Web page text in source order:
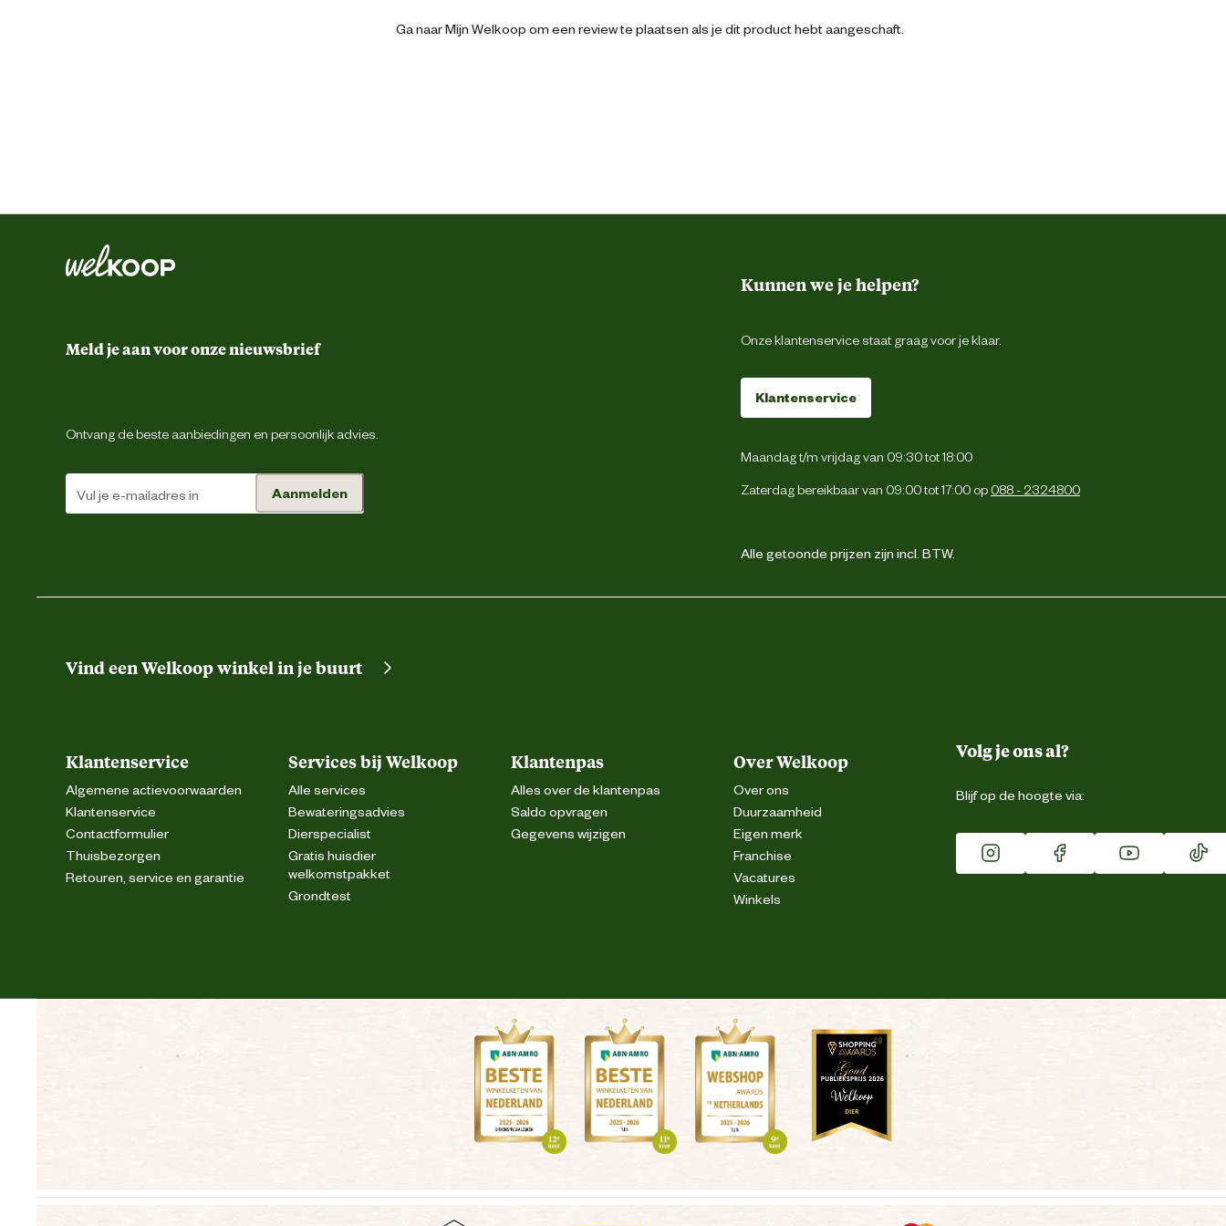
Ga naar Mijn Welkoop om een review te plaatsen als je dit product hebt aangeschaft.
Meld je aan voor onze nieuwsbrief
Ontvang de beste aanbiedingen en persoonlijk advies.
Aanmelden
Kunnen we je helpen?
Onze klantenservice staat graag voor je klaar.
Klantenservice
Maandag t/m vrijdag van 09:30 tot 18:00
Zaterdag bereikbaar van 09:00 tot 17:00 op 088 - 2324800
Alle getoonde prijzen zijn incl. BTW.
Vind een Welkoop winkel in je buurt
Klantenservice
Algemene actievoorwaarden
Klantenservice
Contactformulier
Thuisbezorgen
Retouren, service en garantie
Services bij Welkoop
Alle services
Bewateringsadvies
Dierspecialist
Gratis huisdier
welkomstpakket
Grondtest
Klantenpas
Alles over de klantenpas
Saldo opvragen
Gegevens wijzigen
Over Welkoop
Over ons
Duurzaamheid
Eigen merk
Franchise
Vacatures
Winkels
Volg je ons al?
Blijf op de hoogte via: